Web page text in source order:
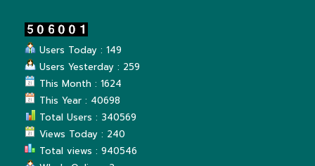
Users Today : 149
Users Yesterday : 259
This Month : 1624
This Year : 40698
Total Users : 340569
Views Today : 240
Total views : 940546